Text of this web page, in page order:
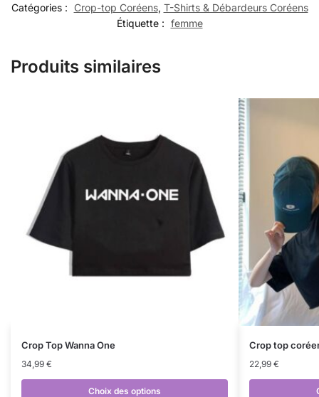
Catégories :
Crop-top Coréens, T-Shirts & Débardeurs Coréens
Étiquette : femme
Produits similaires
Crop Top Wanna One
34,99 €
Choix des options
Crop top
22,99 €